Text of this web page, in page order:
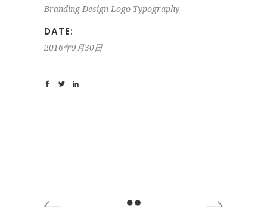
Branding Design Logo Typography
DATE:
2016年9月30日